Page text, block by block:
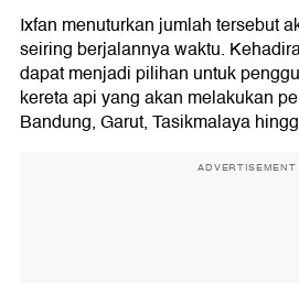
Ixfan menuturkan jumlah tersebut
seiring berjalannya waktu.
dapat menjadi pilihan untuk
kereta api yang akan melakukan
Bandung, Garut, Tasikmalaya
ADVERTISEMENT